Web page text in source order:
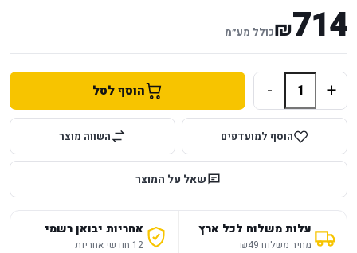
714
₪כולל מע״מ
+
- הוסף לסל
הוסף למועדפים השווה מוצר
שאל על המוצר
עלות משלוח לכל ארץ
מחיר משלוח ₪49
אחריות יבואן רשמי
12 חודשי אחריות